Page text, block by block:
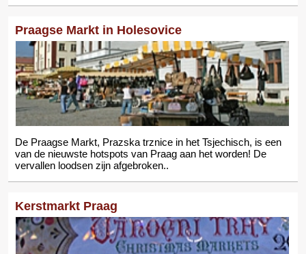
Praagse Markt in Holesovice
De Praagse Markt, Prazska trznice in het Tsjechisch, is een
van de nieuwste hotspots van Praag aan het worden! De
vervallen loodsen zijn afgebroken..
Kerstmarkt Praag